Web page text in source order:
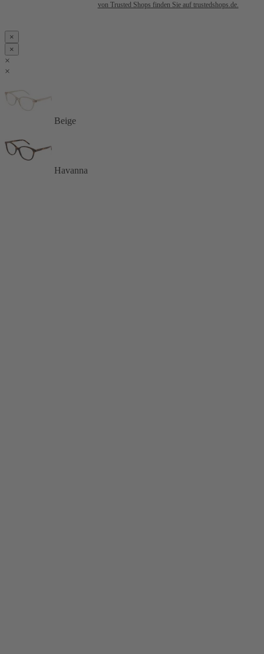
von Trusted Shops finden Sie auf trustedshops.de.
×
×
×
×
Beige
Havanna